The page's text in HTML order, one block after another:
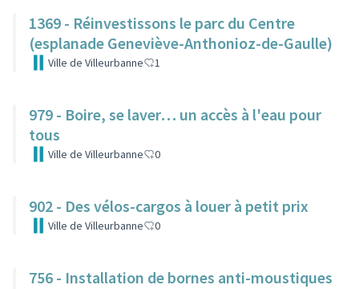
1369 - Réinvestissons le parc du Centre
(esplanade Geneviève-Anthonioz-de-Gaulle)
Ville de Villeurbanne 1
979 - Boire, se laver… un accès à l'eau pour
tous
Ville de Villeurbanne 0
902 - Des vélos-cargos à louer à petit prix
Ville de Villeurbanne 0
756 - Installation de bornes anti-moustiques